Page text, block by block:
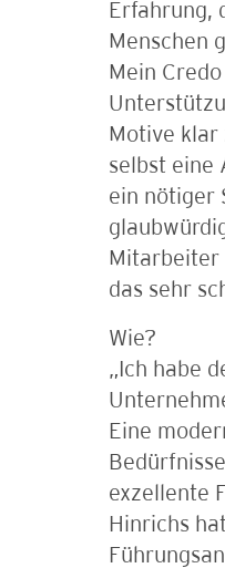
Erfahrung,
Menschen
Mein
Motive klar
selbst eine
ein nötiger
Mitarbeiter
das sehr
Wie?
„Ich habe
Eine
exzellente
Hinrichs